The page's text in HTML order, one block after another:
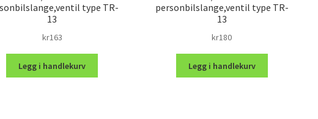
type TR-
13
kr163
Legg i handlekurv
personbilslange,ventil type TR-
13
kr180
Legg i handlekurv